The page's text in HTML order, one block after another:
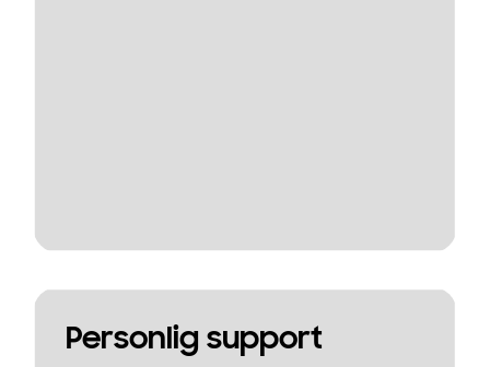
Personlig support